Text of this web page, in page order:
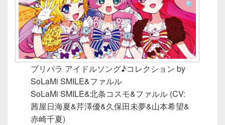
プリパラ アイドルソング♪コレクション by
SoLaMi SMILE&ファルル
SoLaMi SMILE&北条コスモ&ファルル (CV:
茜屋日海夏&芹澤優&久保田未夢&山本希望&
赤崎千夏)